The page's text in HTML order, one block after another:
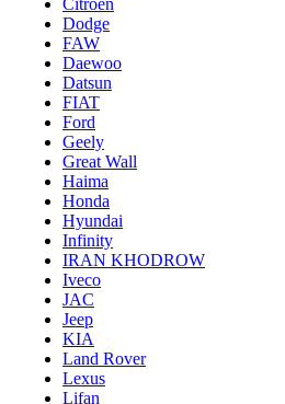
Citroen
Dodge
FAW
Daewoo
Datsun
FIAT
Ford
Geely
Great Wall
Haima
Honda
Hyundai
Infinity
IRAN KHODROW
Iveco
JAC
Jeep
KIA
Land Rover
Lexus
Lifan